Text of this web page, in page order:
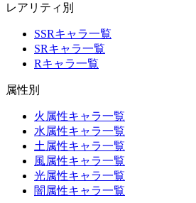
レアリティ別
SSRキャラ一覧
SRキャラ一覧
Rキャラ一覧
属性別
火属性キャラ一覧
水属性キャラ一覧
土属性キャラ一覧
風属性キャラ一覧
光属性キャラ一覧
闇属性キャラ一覧